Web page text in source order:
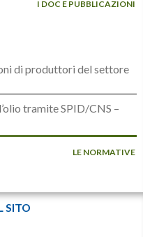
I DOC E PUBBLICAZIONI
di produttori del settore
tramite SPID/CNS –
LE NORMATIVE
SITO